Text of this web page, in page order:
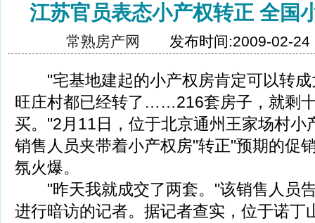
江苏官员表态小产权转正 全国
常熟房产网 发布时间:2009-02-
"宅基地建起的小产权房肯定可以转成
旺庄村都已经转了……216套房子，就剩
买。"2月11日，位于北京通州王家场村小
销售人员夹带着小产权房"转正"预期的促
氛火爆。
"昨天我就成交了两套。"该销售人员
进行暗访的记者。据记者查实，位于诺丁